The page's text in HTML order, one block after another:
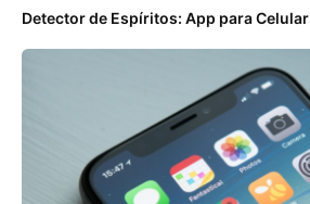
Detector de Espíritos: App para Celular